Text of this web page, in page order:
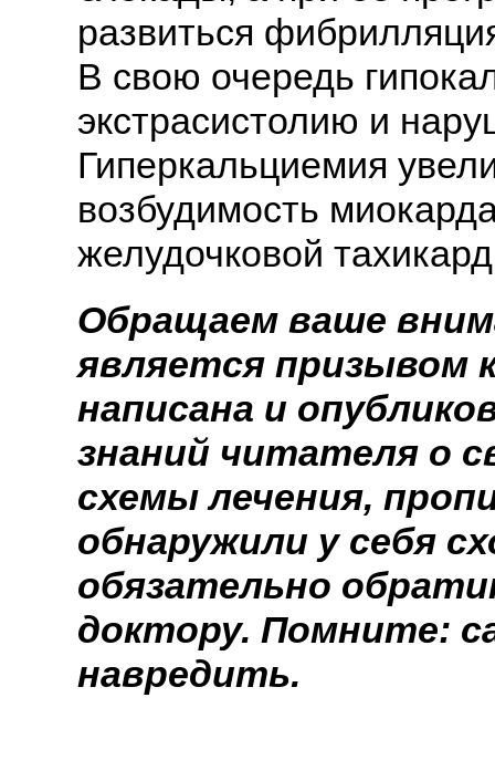
развиться
В свою очередь
экстрасистолию и
Гиперкальциемия
возбудимость
желудочковой
Обращаем ваше
является призывом
написана и
знаний читателя о
схемы лечения,
обнаружили у себя
обязательно
доктору. Помните:
навредить.